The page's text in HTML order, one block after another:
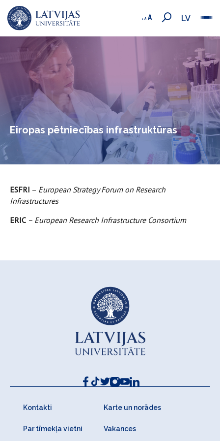
LV
Eiropas pētniecības infrastruktūras
ESFRI – European Strategy Forum on Research
Infrastructures
ERIC – European Research Infrastructure Consortium
Kontakti Karte un norādes
Par tīmekļa vietni Vakances